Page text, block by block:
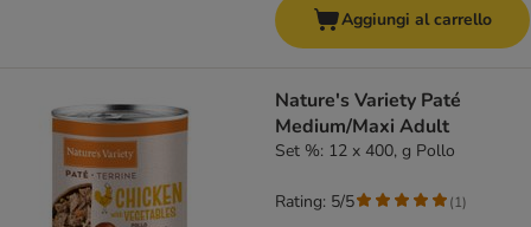
Aggiungi al carrello
Nature's Variety Paté
Medium/Maxi Adult
Set %: 12 x 400, g Pollo
Rating: 5/5 (1)